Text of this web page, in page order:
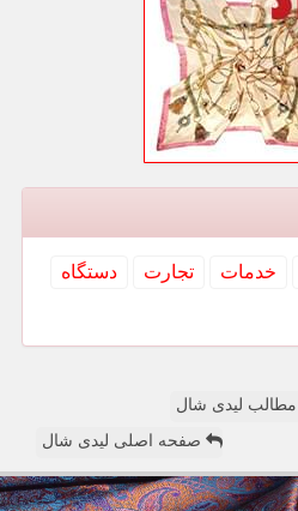
خدمات تجارت
دستگاه
لیدی شال
صفحه اصلی لیدی شال